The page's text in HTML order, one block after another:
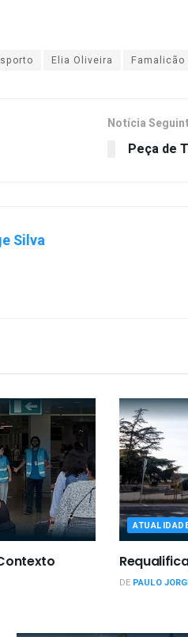
Elia Oliveira Famalicão
Notícia
Peça de
Silva
DE PAULO